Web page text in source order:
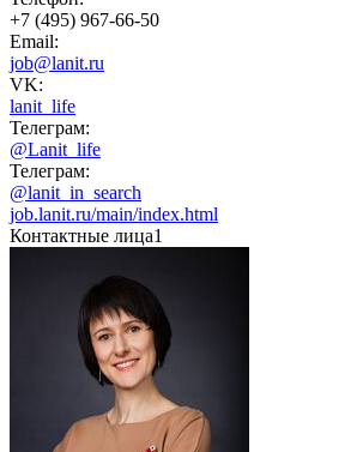
+7 (495) 967-66-50
Email:
job@lanit.ru
VK:
lanit_life
Телеграм:
@Lanit_life
Телеграм:
@lanit_in_search
job.lanit.ru/main/index.html
Контактные лица1